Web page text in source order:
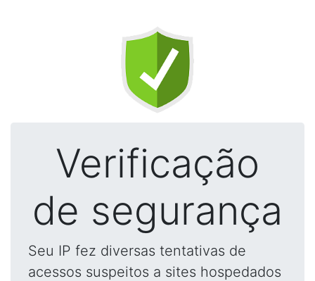
Verificação
de segurança
Seu IP fez diversas tentativas de
acessos suspeitos a sites hospedados